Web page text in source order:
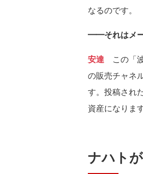
なるのです。
━━それはメー
安達 この「
の販売チャネ
す。投稿され
資産になります
ナハト